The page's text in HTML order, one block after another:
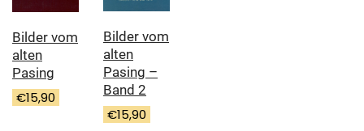
Bilder vom
alten
Pasing
€15,90
Bilder vom
alten
Pasing –
Band 2
€15,90